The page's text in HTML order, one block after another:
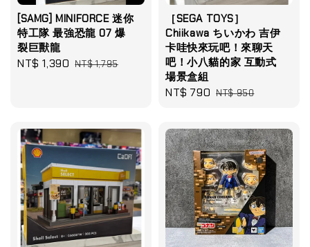
[SAMG] MINIFORCE 迷你
特工隊 最強恐龍 07 爆
裂巨獸龍
Sale
NT$ 1,390 Regular
NT$ 1,795
［SEGA TOYS］
Chiikawa ちいかわ 吉伊
卡哇快來玩吧！來聊天
吧！小八貓的家 互動式
場景盒組
Sale
NT$ 790 Regular
NT$ 950